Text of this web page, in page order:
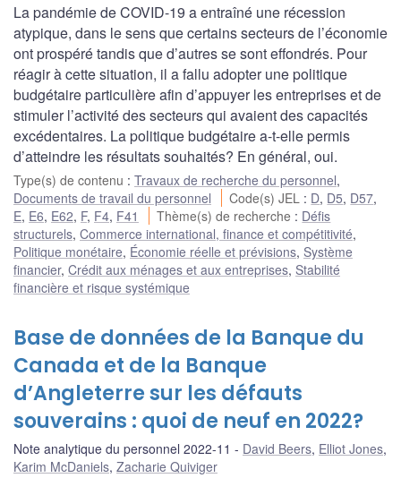
La pandémie de COVID-19 a entraîné une récession
atypique, dans le sens que certains secteurs de l’économie
ont prospéré tandis que d’autres se sont effondrés. Pour
réagir à cette situation, il a fallu adopter une politique
budgétaire particulière afin d’appuyer les entreprises et de
stimuler l’activité des secteurs qui avaient des capacités
excédentaires. La politique budgétaire a-t-elle permis
d’atteindre les résultats souhaités? En général, oui.
Type(s) de contenu : Travaux de recherche du personnel,
Documents de travail du personnel
Code(s) JEL : D, D5, D57,
E, E6, E62, F, F4, F41 Thème(s) de recherche : Défis
structurels, Commerce international, finance et compétitivité,
Politique monétaire, Économie réelle et prévisions, Système
financier, Crédit aux ménages et aux entreprises, Stabilité
financière et risque systémique
Base de données de la Banque du
Canada et de la Banque
d’Angleterre sur les défauts
souverains : quoi de neuf en 2022?
Note analytique du personnel 2022-11 David Beers, Elliot Jones,
Karim McDaniels, Zacharie Quiviger